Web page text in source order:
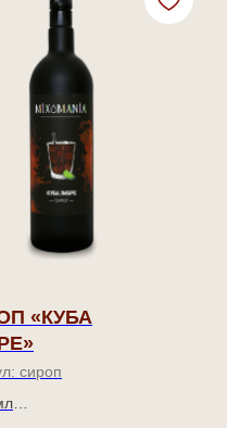
«КУБА
сироп